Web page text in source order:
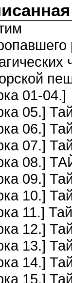
01-04.]
05.]
06.]
07.]
08.]
09.]
10.]
11.]
12.]
13.]
14.]
15.]